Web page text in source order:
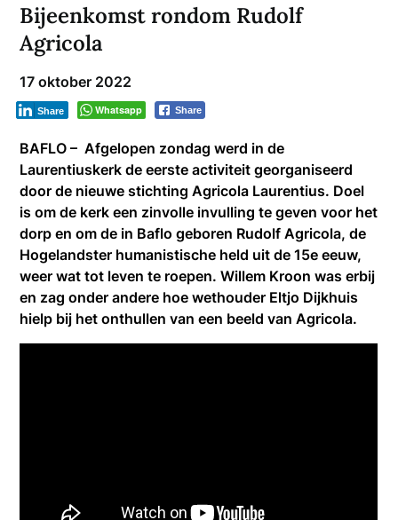
Bijeenkomst rondom Rudolf
Agricola
17 oktober 2022
Whatsapp Share
Share
BAFLO – Afgelopen zondag werd in de
Laurentiuskerk de eerste activiteit georganiseerd
door de nieuwe stichting Agricola Laurentius. Doel
is om de kerk een zinvolle invulling te geven voor het
dorp en om de in Baflo geboren Rudolf Agricola, de
Hogelandster humanistische held uit de 15e eeuw,
weer wat tot leven te roepen. Willem Kroon was erbij
en zag onder andere hoe wethouder Eltjo Dijkhuis
hielp bij het onthullen van een beeld van Agricola.